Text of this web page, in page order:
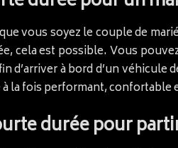
vous soyez le couple de
cela est possible. Vous
d’arriver à bord d’un
la fois performant, confortable
durée pour